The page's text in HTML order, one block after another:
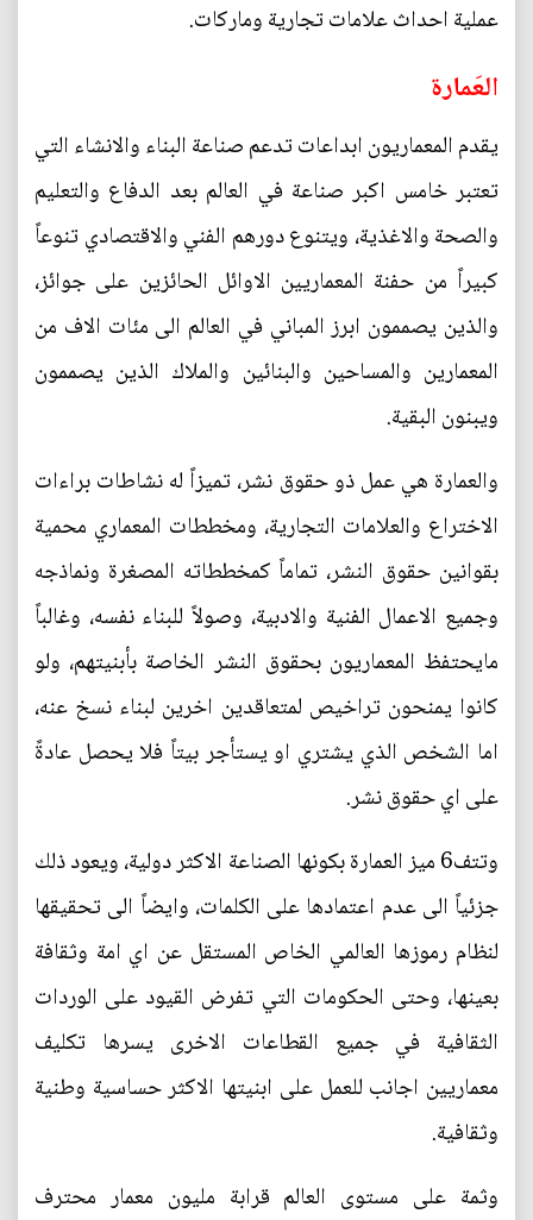
عملية احداث علامات تجارية وماركات.
العَمارة
يقدم المعماريون ابداعات تدعم صناعة البناء والانشاء التي
تعتبر خامس اكبر صناعة في العالم بعد الدفاع والتعليم
والصحة والاغذية، ويتنوع دورهم الفني والاقتصادي تنوعاً
كبيراً من حفنة المعماريين الاوائل الحائزين على جوائز،
والذين يصممون ابرز المباني في العالم الى مئات الاف من
المعمارين والمساحين والبنائين والملاك الذين يصممون
ويبنون البقية.
والعمارة هي عمل ذو حقوق نشر، تميزاً له نشاطات براءات
الاختراع والعلامات التجارية، ومخططات المعماري محمية
بقوانين حقوق النشر، تماماً كمخططاته المصغرة ونماذجه
وجميع الاعمال الفنية والادبية، وصولاً للبناء نفسه، وغالباً
مايحتفظ المعماريون بحقوق النشر الخاصة بأبنيتهم، ولو
كانوا يمنحون تراخيص لمتعاقدين اخرين لبناء نسخ عنه،
اما الشخص الذي يشتري او يستأجر بيتاً فلا يحصل عادةً
على اي حقوق نشر.
وتتف6 ميز العمارة بكونها الصناعة الاكثر دولية، ويعود ذلك
جزئياً الى عدم اعتمادها على الكلمات، وايضاً الى تحقيقها
لنظام رموزها العالمي الخاص المستقل عن اي امة وثقافة
بعينها، وحتى الحكومات التي تفرض القيود على الوردات
الثقافية في جميع القطاعات الاخرى يسرها تكليف
معماريين اجانب للعمل على ابنيتها الاكثر حساسية وطنية
وثقافية.
وثمة على مستوى العالم قرابة مليون معمار محترف